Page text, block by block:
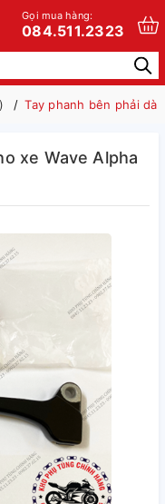
Gọi mua hàng:
084.511.2323
Tay phanh bên phải
xe Wave Alpha